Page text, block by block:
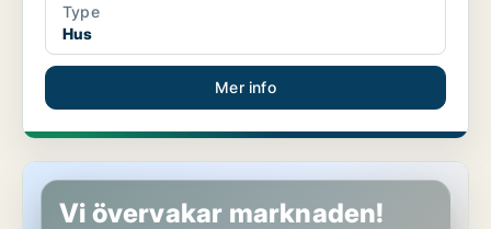
Type
Hus
Mer info
Lägenhet i Karlskrona
Vi övervakar marknaden!